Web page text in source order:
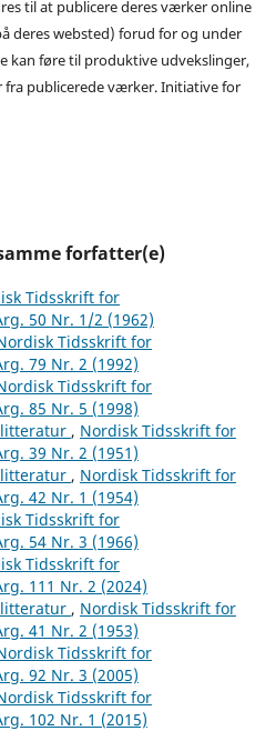
til at publicere deres værker online
deres websted) forud for og under
kan føre til produktive udvekslinger,
publicerede værker. Initiative for
forfatter(e)
Tidsskrift for
50 Nr. 1/2 (1962)
Tidsskrift for
79 Nr. 2 (1992)
Tidsskrift for
85 Nr. 5 (1998)
, Nordisk Tidsskrift for
39 Nr. 2 (1951)
, Nordisk Tidsskrift for
42 Nr. 1 (1954)
Tidsskrift for
54 Nr. 3 (1966)
Tidsskrift for
111 Nr. 2 (2024)
, Nordisk Tidsskrift for
41 Nr. 2 (1953)
Tidsskrift for
92 Nr. 3 (2005)
Tidsskrift for
102 Nr. 1 (2015)